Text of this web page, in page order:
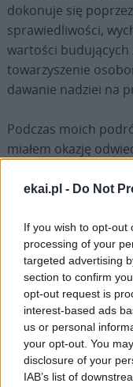
ekai.pl - Do Not
If you wish to opt-out
processing of your
targeted advertising
section to confirm
opt-out request is
interest-based ads
us or personal
your opt-out. You
disclosure of your
IAB’s list of
dokonuje się
sprawiedliwości,
wartości budujących
towarzyszenie
dawanie nadziei na
Podczas moich
miałem okazję
wymownym i
świeckich w
Samarytaninie.
podejmowane
promowania
dotyczącej leczenia
zapobiegania tej
Tytułem przykładu